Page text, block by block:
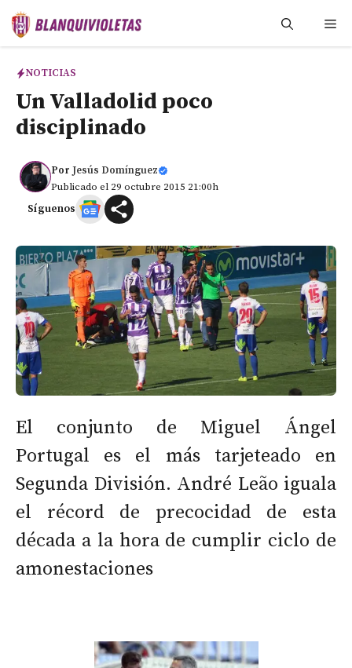
Saltar
NOTICIAS
Un Valladolid poco
disciplinado
Por Jesús Domínguez
Publicado el 29 octubre 2015 21:00h
Síguenos
El conjunto de Miguel Ángel
Portugal es el más tarjeteado en
Segunda División. André Leão iguala
el récord de precocidad de esta
década a la hora de cumplir ciclo de
amonestaciones